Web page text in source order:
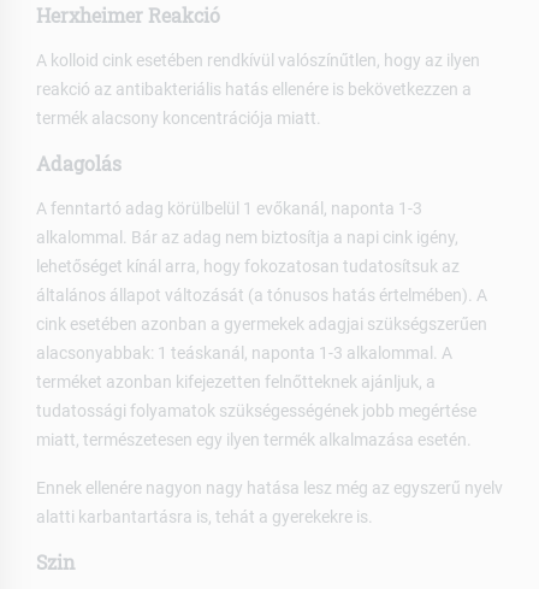
Herxheimer Reakció
A kolloid cink esetében rendkívül valószínűtlen, hogy az ilyen
reakció az antibakteriális hatás ellenére is bekövetkezzen a
termék alacsony koncentrációja miatt.
Adagolás
A fenntartó adag körülbelül 1 evőkanál, naponta 1-3
alkalommal. Bár az adag nem biztosítja a napi cink igény,
lehetőséget kínál arra, hogy fokozatosan tudatosítsuk az
általános állapot változását (a tónusos hatás értelmében). A
cink esetében azonban a gyermekek adagjai szükségszerűen
alacsonyabbak: 1 teáskanál, naponta 1-3 alkalommal. A
terméket azonban kifejezetten felnőtteknek ajánljuk, a
tudatossági folyamatok szükségességének jobb megértése
miatt, természetesen egy ilyen termék alkalmazása esetén.
Ennek ellenére nagyon nagy hatása lesz még az egyszerű nyelv
alatti karbantartásra is, tehát a gyerekekre is.
Szin